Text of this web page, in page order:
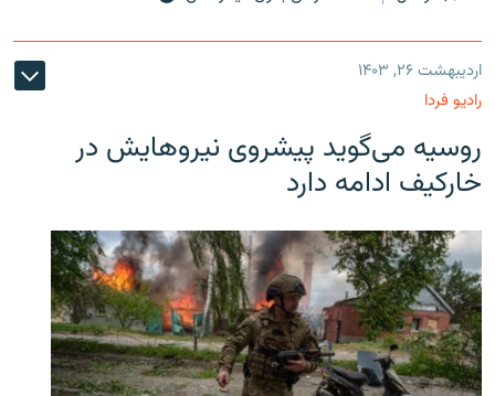
اردیبهشت ۲۶, ۱۴۰۳
رادیو فردا
روسیه می‌گوید پیشروی نیروهایش در
خارکیف ادامه دارد